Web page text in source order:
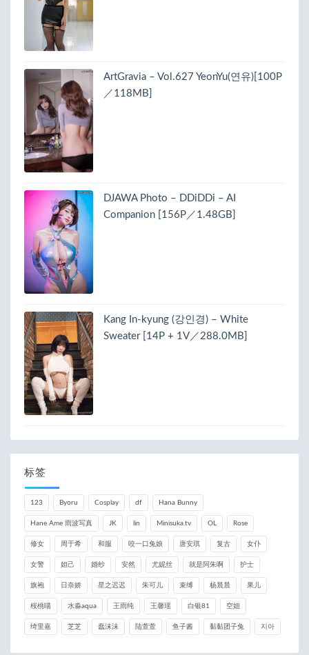
ArtGravia – Vol.627 YeonYu(연유)[100P
／118MB]
DJAWA Photo – DDiDDi – AI
Companion [156P／1.48GB]
Kang In-kyung (강인경) – White
Sweater [14P + 1V／288.0MB]
标签
123 Byoru Cosplay df Hana Bunny
Hane Ame 雨波写真 JK lin Minisuka.tv OL Rose
修女 周于希 和服 咬一口兔娘 唐安琪 复古 女仆
女警 妲己 婚纱 安然 尤妮丝 就是阿朱啊 护士
旗袍 日奈娇 星之迟迟 朱可儿 束缚 杨晨晨 果儿
桜桃喵 水淼aqua 王雨纯 王馨瑶 白银81 空姐
绮里嘉 芝芝 蠢沫沫 陆萱萱 鱼子酱 黏黏团子兔 지아